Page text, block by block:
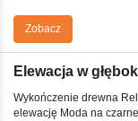
Zobacz
Elewacja w
Wykończenie drewna
elewację Moda na